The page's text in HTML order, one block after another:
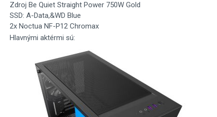
Zdroj Be Quiet Straight Power 750W Gold
SSD: A-Data,&WD Blue
2x Noctua NF-P12 Chromax
Hlavnými aktérmi sú: